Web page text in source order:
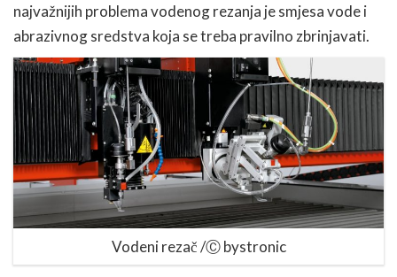
najvažnijih problema vodenog rezanja je smjesa vode i
abrazivnog sredstva koja se treba pravilno zbrinjavati.
Vodeni rezač /Ⓒ bystronic